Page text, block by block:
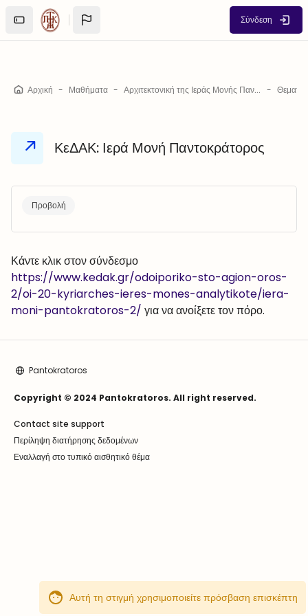
Μετάβαση στο κεντρικό περιεχόμενο
Αυτή τη στιγμή χρησιμοποιείτε πρόσβαση επισκέπτη
Σύνδεση
Αρχική Μαθήματα Αρχιτεκτονική της Ιεράς Μονής Παντοκράτορος
ΚεΔΑΚ: Ιερά Μονή Παντοκράτορος
Απαιτήσεις ολοκλήρωσης
Προβολή
Κάντε κλικ στον σύνδεσμο
https://www.kedak.gr/odoiporiko-sto-agion-oros-
2/oi-20-kyriarches-ieres-mones-analytikote/iera-
moni-pantokratoros-2/ για να ανοίξετε τον πόρο.
Pantokratoros
Copyright © 2024 Pantokratoros. All right reserved.
Contact site support
Περίληψη διατήρησης δεδομένων
Εναλλαγή στο τυπικό αισθητικό θέμα